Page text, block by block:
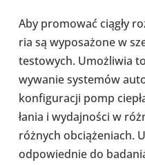
Aby pro­mo­wać ciągły
ria są wypo­sa­żone w
testo­wych. Umoż­li­wia
wy­wa­nie sys­te­mów
kon­fi­gu­ra­cji pomp
ła­nia i wydaj­no­ści w
różnych obcią­że­niach.
odpo­wied­nie do